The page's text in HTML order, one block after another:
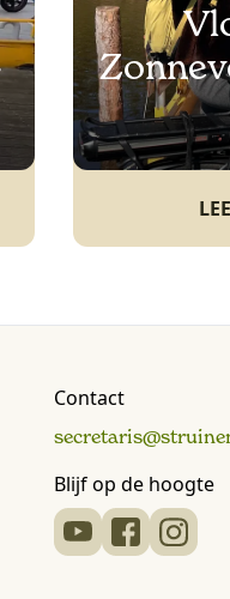
Contact
Blijf op de hoogte